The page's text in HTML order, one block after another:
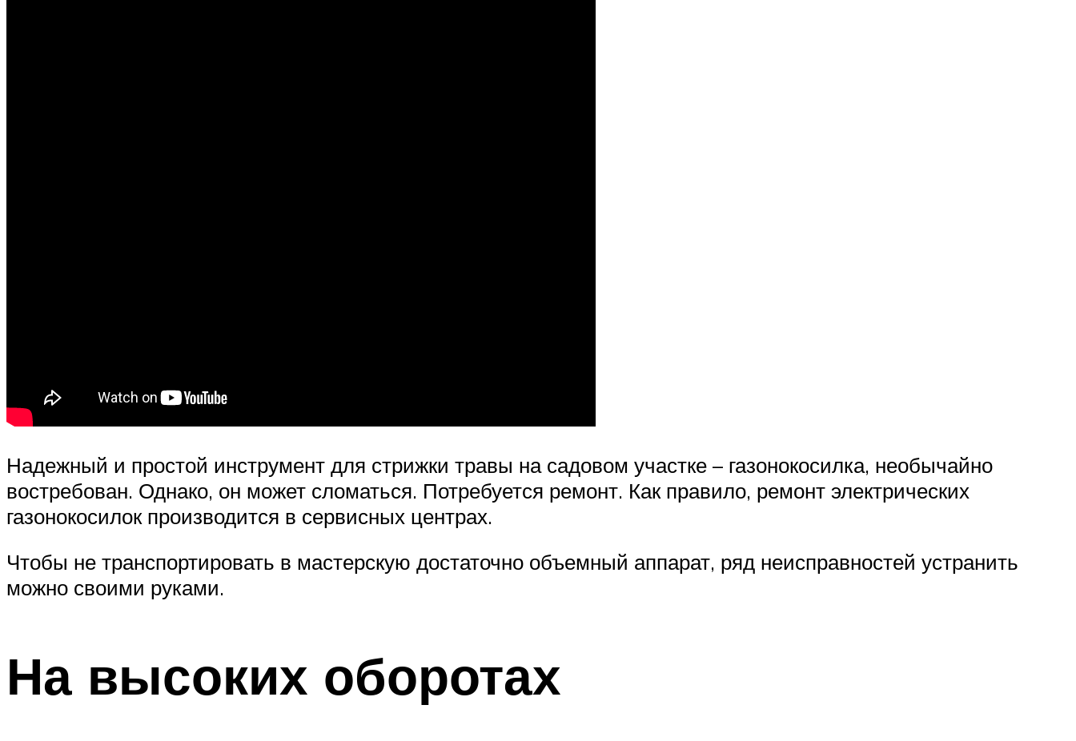
Надежный и простой инструмент для стрижки травы на садовом участке – газонокосилка, необычайно
востребован. Однако, он может сломаться. Потребуется ремонт. Как правило, ремонт электрических
газонокосилок производится в сервисных центрах.
Чтобы не транспортировать в мастерскую достаточно объемный аппарат, ряд неисправностей устранить
можно своими руками.
На высоких оборотах